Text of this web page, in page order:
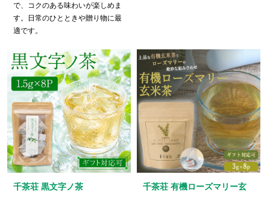
で、コクのある味わいが楽しめま
す。日常のひとときや贈り物に最
適です。
千茶荘 黒文字ノ茶
千茶荘 有機ローズマリー玄